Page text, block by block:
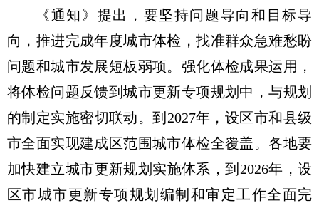
《通知》提出，要坚持问题导向和目标导
向，推进完成年度城市体检，找准群众急难愁盼
问题和城市发展短板弱项。强化体检成果运用，
将体检问题反馈到城市更新专项规划中，与规划
的制定实施密切联动。到2027年，设区市和县级
市全面实现建成区范围城市体检全覆盖。各地要
加快建立城市更新规划实施体系，到2026年，设
区市城市更新专项规划编制和审定工作全面完